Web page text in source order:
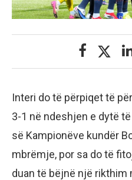
Interi do të përpiqet të
3-1 në ndeshjen e dytë
së Kampionëve kundër
mbrëmje, por sa do të
duan të bëjnë një rikthim